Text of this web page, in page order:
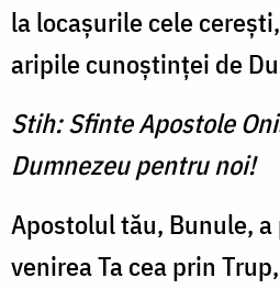
la locaşurile cele
aripile cunoştinţei de
Stih: Sfinte Apostole
Dumnezeu pentru noi!
Apostolul tău, Bunule,
venirea Ta cea prin